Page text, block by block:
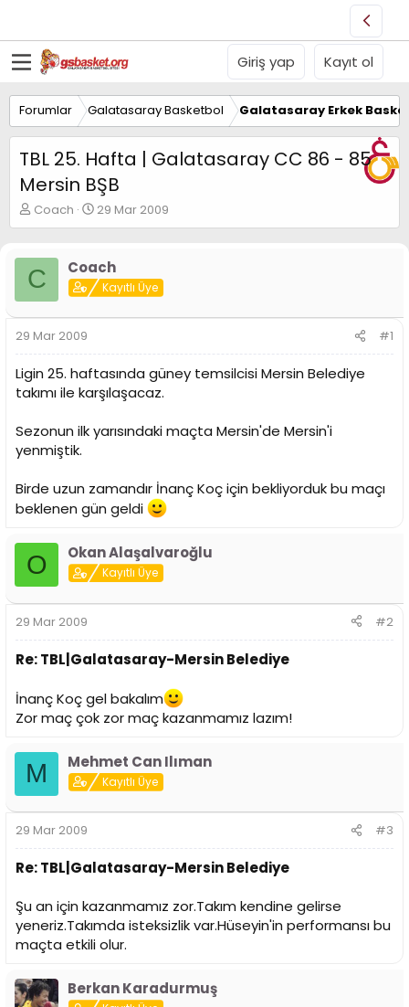
Giriş yap Kayıt ol
Forumlar Galatasaray Basketbol Galatasaray Erkek
TBL 25. Hafta | Galatasaray CC 86 - 85
Mersin BŞB
K
o
u
y
u
B
a
ş
l
a
t
Coach
B
a
a
n
ı
t
a
r
i
29 Mar 2009
C Coach
Kayıtlı Üye
29 Mar 2009 #1
Ligin 25. haftasında güney temsilcisi Mersin Belediye
takımı ile karşılaşacaz.
Sezonun ilk yarısındaki maçta Mersin'de Mersin'i
yenmiştik.
Birde uzun zamandır İnanç Koç için bekliyorduk bu maçı
beklenen gün geldi
O Okan Alaşalvaroğlu
Kayıtlı Üye
29 Mar 2009 #2
Re: TBL|Galatasaray-Mersin Belediye
İnanç Koç gel bakalım
Zor maç çok zor maç kazanmamız lazım!
M Mehmet Can Ilıman
Kayıtlı Üye
29 Mar 2009 #3
Re: TBL|Galatasaray-Mersin Belediye
Şu an için kazanmamız zor.Takım kendine gelirse
yeneriz.Takımda isteksizlik var.Hüseyin'in performansı bu
maçta etkili olur.
Berkan Karadurmuş